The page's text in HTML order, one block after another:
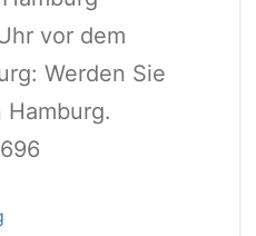
vor dem
Werden Sie